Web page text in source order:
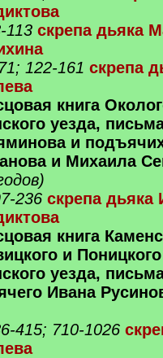
113 скрепа дьяка
122-161 скрепа
книга
уезда,
и
и Михаила
236 скрепа дьяка
книга
и
уезда,
Ивана
415; 710-1026